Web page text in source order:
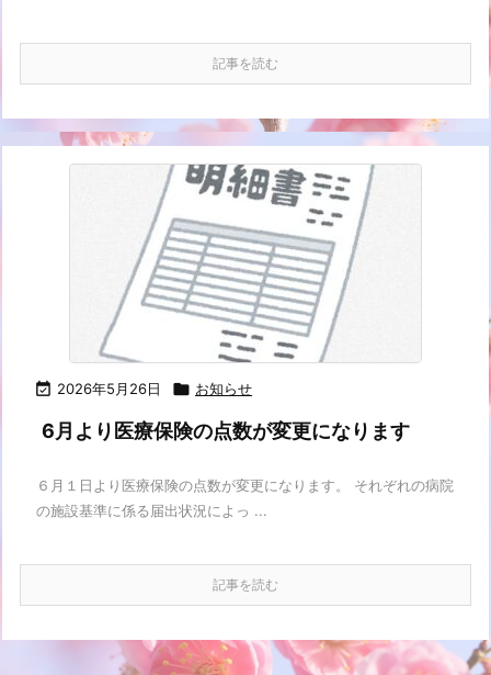
記事を読む
 2026年5月26日  お知らせ
6月より医療保険の点数が変更になります
６月１日より医療保険の点数が変更になります。 それぞれの病院
の施設基準に係る届出状況によっ ...
記事を読む